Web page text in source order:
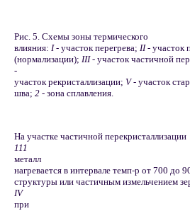
Рис. 5. Схемы зоны термического
влияния: I- участок перегрева; II- участок
(нормализации); III - участок частичной
-
участок рекристаллизации; V - участок
шва; 2 - зона сплавления.
На участке частичной перекристаллизации
111
металл
нагревается в интервале темп-р от 700 до
структуры или частичным измельчением
IV
при